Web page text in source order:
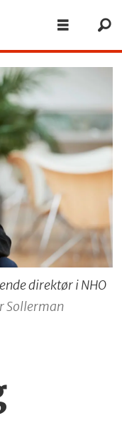
direktør i NHO
Sollerman